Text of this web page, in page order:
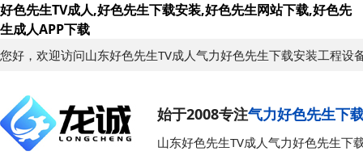
好色先生TV成人,好色先生下载安装,好色先生网站下载,好色先
生成人APP下载
您好，欢迎访问山东好色先生TV成人气力好色先生下载安装工程设
始于2008专注气力好色先生下
山东好色先生TV成人气力好色先生下